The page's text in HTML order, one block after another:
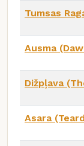
Tumsas
Ausma
Dižpļava
Asara